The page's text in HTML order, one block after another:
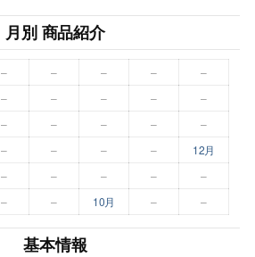
月別 商品紹介
– – – –
–
– – – – –
– – – –
–
– – – – 12月
– – – –
–
– – 10月 – –
基本情報